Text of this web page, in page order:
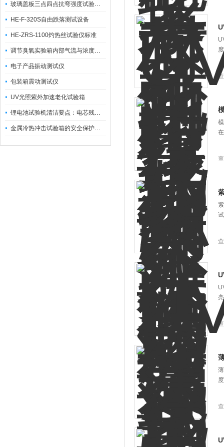
玻璃盖板三点四点抗弯强度试验机PT-307A
HE-F-320S自由跌落测试设备
HE-ZRS-1100灼热丝试验仪标准
调节臭氧实验箱内部气流与浓度的操作
电子产品振动测试仪
包装箱震动测试仪
UV光照紫外加速老化试验箱
锂电池试验机清洁要点：电芯残留电解液处理与腔体防腐
金属冷热冲击试验箱的安全保护装置